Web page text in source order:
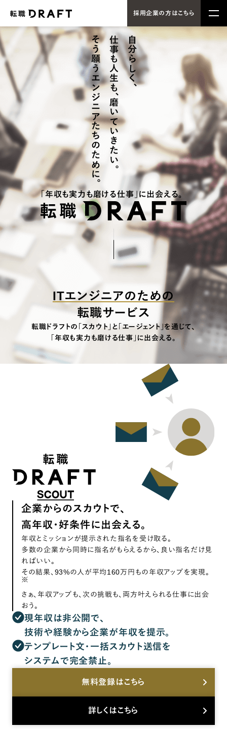
採用企業の方はこちら
自分らしく、
仕事も人生も
、
磨いていきたい。
そう願うエンジニアたちのために。
「年収も実力も磨ける仕事」に出会える。
ITエンジニアのための
転職サービス
転職ドラフトの「スカウト」と「エージェント」を通じて、
「年収も実力も磨ける仕事」に出会える。
企業からのスカウトで、
高年収・好条件に出会える。
年収とミッションが提示された指名を受け取る。
多数の企業から同時に指名がもらえるから、良い指名だけ見
ればいい。
その結果、93%の人が平均160万円もの年収アップを実現。
※
さぁ、年収アップも、次の挑戦も、両方叶えられる仕事に出会
おう。
現年収は非公開で、
技術や経験から企業が年収を提示。
テンプレート文・一括スカウト送信を
システムで完全禁止。
無料登録はこちら
詳しくはこちら